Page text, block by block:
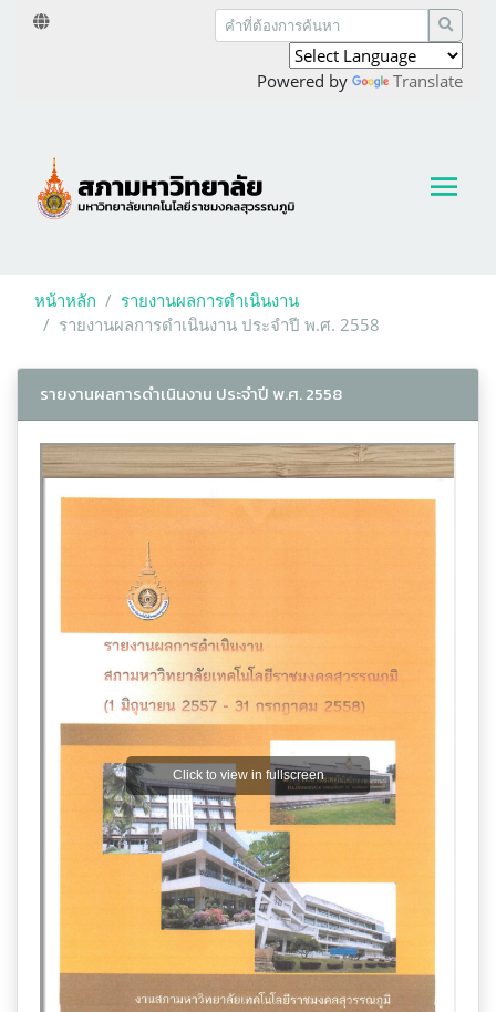
Powered by Translate
หน้าหลัก
รายงานผลการดำเนินงาน
รายงานผลการดำเนินงาน ประจำปี พ.ศ. 2558
รายงานผลการดำเนินงาน ประจำปี พ.ศ. 2558